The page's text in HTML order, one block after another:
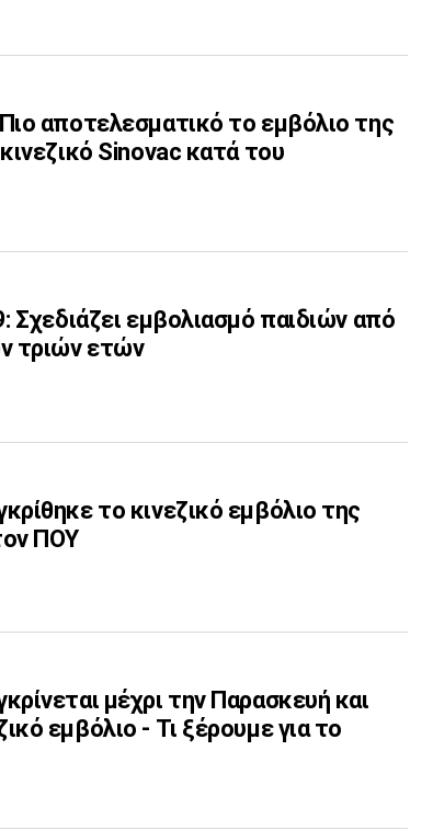
αποτελεσματικό το εμβόλιο της
Sinovac κατά του
Σχεδιάζει εμβολιασμό παιδιών από
τριών ετών
το κινεζικό εμβόλιο της
ΠΟΥ
μέχρι την Παρασκευή και
εμβόλιο - Τι ξέρουμε για το